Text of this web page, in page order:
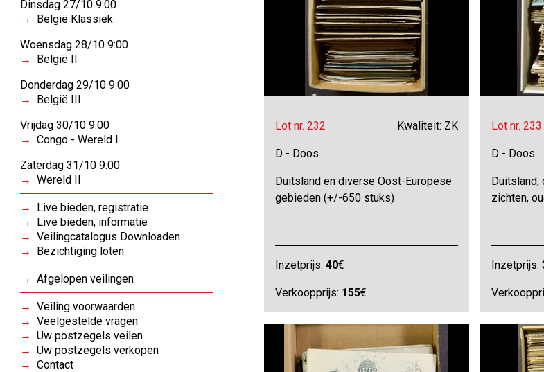
Dinsdag 27/10 9:00
België Klassiek
Woensdag 28/10 9:00
België II
Donderdag 29/10 9:00
België III
Vrijdag 30/10 9:00
Congo - Wereld I
Zaterdag 31/10 9:00
Wereld II
Live bieden, registratie
Live bieden, informatie
Veilingcatalogus Downloaden
Bezichtiging loten
Afgelopen veilingen
Veiling voorwaarden
Veelgestelde vragen
Uw postzegels veilen
Uw postzegels verkopen
Contact
Lot nr. 232 Kwaliteit: ZK
D - Doos
Duitsland en diverse Oost-Europese
gebieden (+/-650 stuks)
Inzetprijs:40€
Verkoopprijs: 155€
Lot nr. 233
D - Doos
zichten,
Inzetprijs: